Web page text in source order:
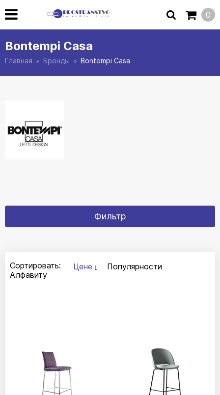
0
Bontempi Casa
Главная Бренды Bontempi Casa
Фильтр
Сортировать: Цене
Популярности
Алфавиту